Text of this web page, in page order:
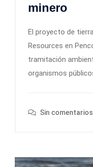
minero
El proyecto de
Resources en
tramitación
organismos
Sin comentarios